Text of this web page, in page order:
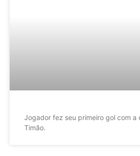
Jogador fez seu primeiro gol com a
Timão.